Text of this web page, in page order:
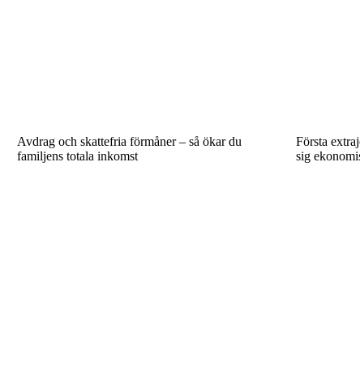
Avdrag och skattefria förmåner – så ökar du
familjens totala inkomst
Första
sig